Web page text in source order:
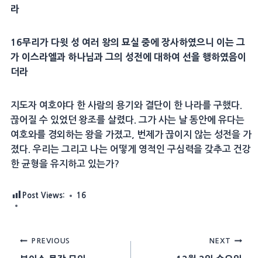
라
16무리가 다윗 성 여러 왕의 묘실 중에 장사하였으니 이는 그
가 이스라엘과 하나님과 그의 성전에 대하여 선을 행하였음이
더라
지도자 여호야다 한 사람의 용기와 결단이 한 나라를 구했다.
끊어질 수 있었던 왕조를 살렸다. 그가 사는 날 동안에 유다는
여호와를 경외하는 왕을 가졌고, 번제가 끊이지 않는 성전을 가
졌다. 우리는 그리고 나는 어떻게 영적인 구심력을 갖추고 건강
한 균형을 유지하고 있는가?
Post Views: 16
Post
PREVIOUS NEXT